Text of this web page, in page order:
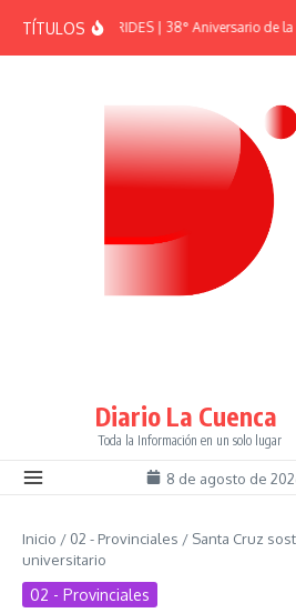
TÍTULOSEFEMÉRIDES | 38° Aniversario de
Diario La Cuenca
Toda la Información en un solo lugar
8 de agosto de
Inicio / 02 - Provinciales / Santa Cruz
universitario
02 - Provinciales